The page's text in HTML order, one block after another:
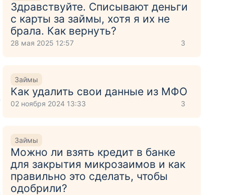
Здравствуйте. Списывают деньги
с карты за займы, хотя я их не
брала. Как вернуть?
28 мая 2025 12:57 3
Займы
Как удалить свои данные из МФО
02 ноября 2024 13:33 3
Займы
Можно ли взять кредит в банке
для закрытия микрозаимов и как
правильно это сделать, чтобы
одобрили?